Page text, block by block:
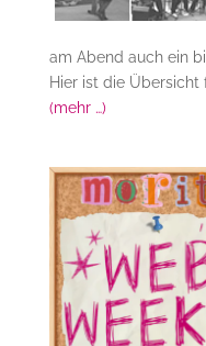
am Abend auch ein
Hier ist die Übersicht
(mehr …)